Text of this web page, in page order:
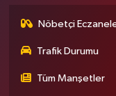
Nöbetçi
Trafik Durumu
Tüm Manşetler